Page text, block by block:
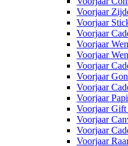
Voorjaar
Voorjaar
Voorjaar
Voorjaar
Voorjaar
Voorjaar
Voorjaar
Voorjaar
Voorjaar
Voorjaar Gift
Voorjaar
Voorjaar
Voorjaar